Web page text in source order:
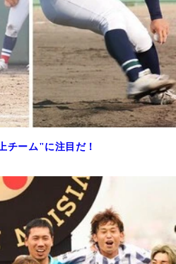
チーム"に注目だ！